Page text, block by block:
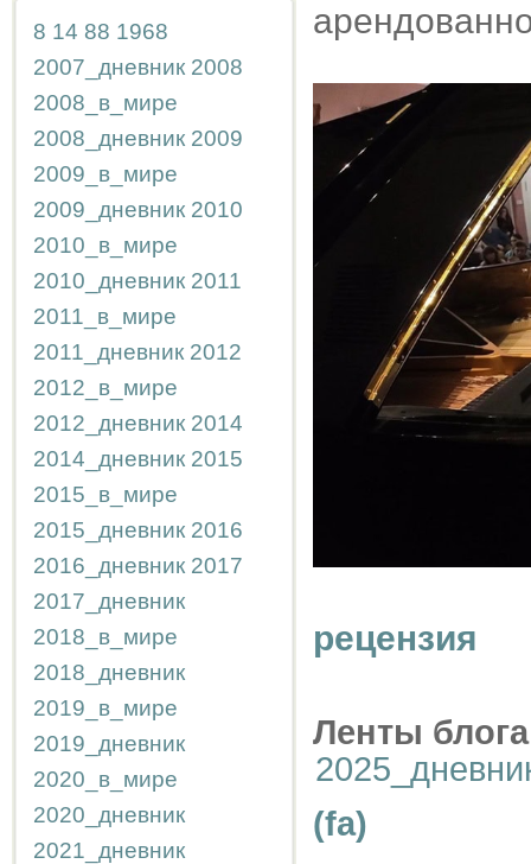
8 14 88 1968
2007_дневник 2008
2008_в_мире
2008_дневник 2009
2009_в_мире
2009_дневник 2010
2010_в_мире
2010_дневник 2011
2011_в_мире
2011_дневник 2012
2012_в_мире
2012_дневник 2014
2014_дневник 2015
2015_в_мире
2015_дневник 2016
2016_дневник 2017
2017_дневник
2018_в_мире
2018_дневник
2019_в_мире
2019_дневник
2020_в_мире
2020_дневник
2021_дневник
рецензия
Ленты
(fa)